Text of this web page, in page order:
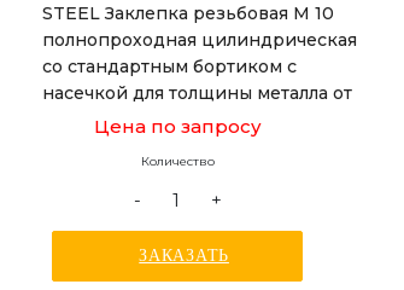
STEEL Заклепка резьбовая М 10
полнопроходная цилиндрическая
со стандартным бортиком с
насечкой для толщины металла от
1,0 до 4,0 мм, длиной 21,5 мм
Цена по запросу
Количество
- +
ЗАКАЗАТЬ